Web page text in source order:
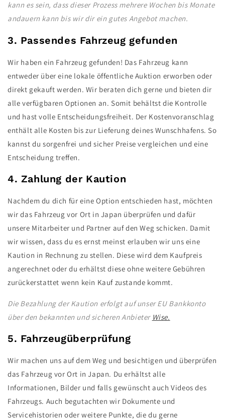
kann es sein, dass dieser Prozess mehrere Wochen bis Monate
andauern kann bis wir dir ein gutes Angebot machen.
3. Passendes Fahrzeug gefunden
Wir haben ein Fahrzeug gefunden! Das Fahrzeug kann
entweder über eine lokale öffentliche Auktion erworben oder
direkt gekauft werden. Wir beraten dich gerne und bieten dir
alle verfügbaren Optionen an. Somit behältst die Kontrolle
und hast volle Entscheidungsfreiheit. Der Kostenvoranschlag
enthält alle Kosten bis zur Lieferung deines Wunschhafens. So
kannst du sorgenfrei und sicher Preise vergleichen und eine
Entscheidung treffen.
4. Zahlung der Kaution
Nachdem du dich für eine Option entschieden hast, möchten
wir das Fahrzeug vor Ort in Japan überprüfen und dafür
unsere Mitarbeiter und Partner auf den Weg schicken. Damit
wir wissen, dass du es ernst meinst erlauben wir uns eine
Kaution in Rechnung zu stellen. Diese wird dem Kaufpreis
angerechnet oder du erhältst diese ohne weitere Gebühren
zurückerstattet wenn kein Kauf zustande kommt.
Die Bezahlung der Kaution erfolgt auf unser EU Bankkonto
über den bekannten und sicheren Anbieter Wise.
5. Fahrzeugüberprüfung
Wir machen uns auf dem Weg und besichtigen und überprüfen
das Fahrzeug vor Ort in Japan. Du erhältst alle
Informationen, Bilder und falls gewünscht auch Videos des
Fahrzeugs. Auch begutachten wir Dokumente und
Servicehistorien oder weitere Punkte, die du gerne